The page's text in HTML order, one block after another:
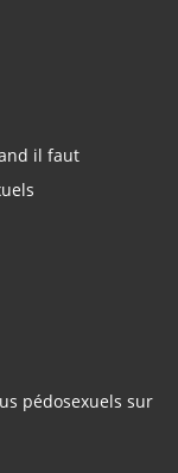
il faut
pédosexuels sur